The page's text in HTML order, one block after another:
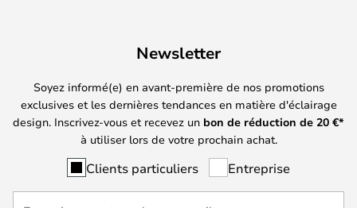
Newsletter
Soyez informé(e) en avant-première de nos promotions
exclusives et les dernières tendances en matière d'éclairage
design. Inscrivez-vous et recevez un bon de réduction de 20 €*
à utiliser lors de votre prochain achat.
Clients particuliers Entreprise